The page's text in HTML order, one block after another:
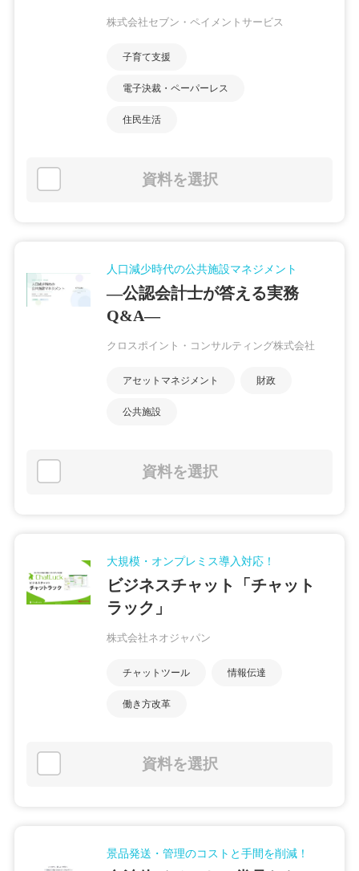
株式会社セブン・ペイメントサービス
子育て支援
電子決裁・ペーパーレス
住民生活
資料を選択
人口減少時代の公共施設マネジメント
―公認会計士が答える実務
Q&A―
クロスポイント・コンサルティング株式会社
アセットマネジメント 財政
公共施設
資料を選択
大規模・オンプレミス導入対応！
ビジネスチャット「チャット
ラック」
株式会社ネオジャパン
チャットツール 情報伝達
働き方改革
資料を選択
景品発送・管理のコストと手間を削減！